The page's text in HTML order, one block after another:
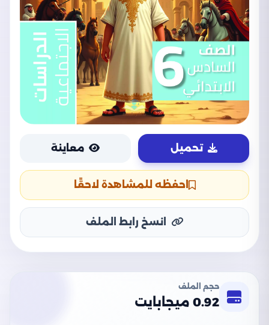
تحميل معاينة
احفظه للمشاهدة لاحقًا
انسخ رابط الملف
حجم الملف
0.92 ميجابايت